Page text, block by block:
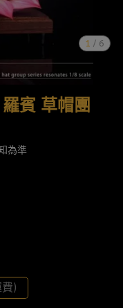
1 / 6
羅賓 草帽團
為準
)